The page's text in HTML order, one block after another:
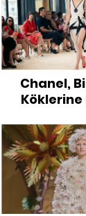
Chanel,